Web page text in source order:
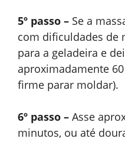
5º passo – Se a
com dificuldades de
para a geladeira e
aproximadamente
firme parar moldar).
6º passo – Asse
minutos, ou até